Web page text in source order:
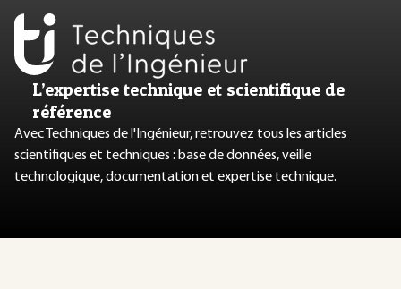
L’expertise technique et scientifique de
référence
Avec Techniques de l'Ingénieur, retrouvez tous les articles
scientifiques et techniques : base de données, veille
technologique, documentation et expertise technique.